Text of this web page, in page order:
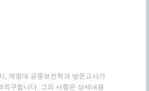
, 계명대 공중보건학과 방문교사가
외구합니다. 그외 사항은 상세내용